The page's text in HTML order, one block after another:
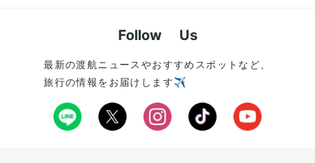
Follow Us
最新の渡航ニュースやおすすめスポットなど、
旅行の情報をお届けします✈️